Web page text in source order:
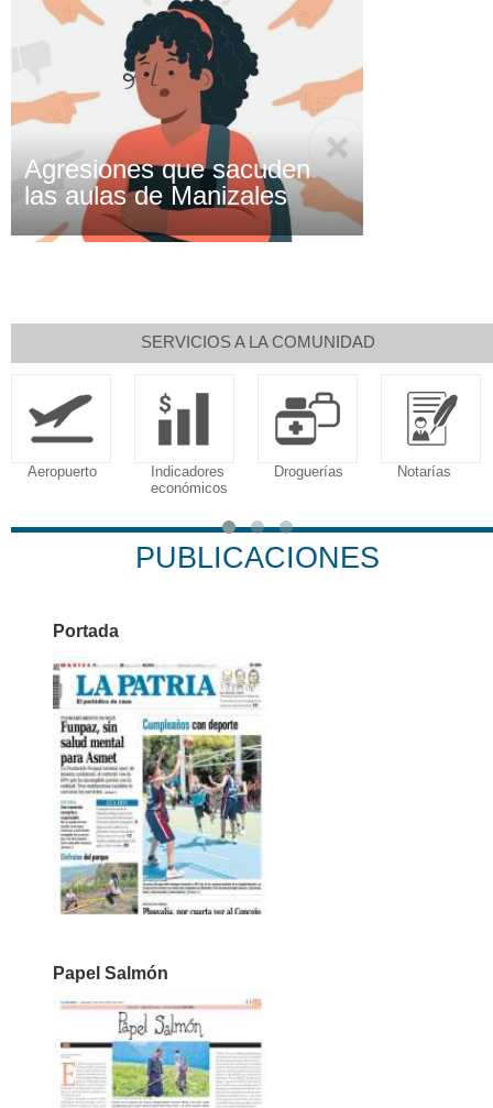
Agresiones que sacuden
las aulas de Manizales
SERVICIOS A LA COMUNIDAD
Aeropuerto
Indicadores
económicos
Droguerías Notarías
PUBLICACIONES
Portada
Papel Salmón